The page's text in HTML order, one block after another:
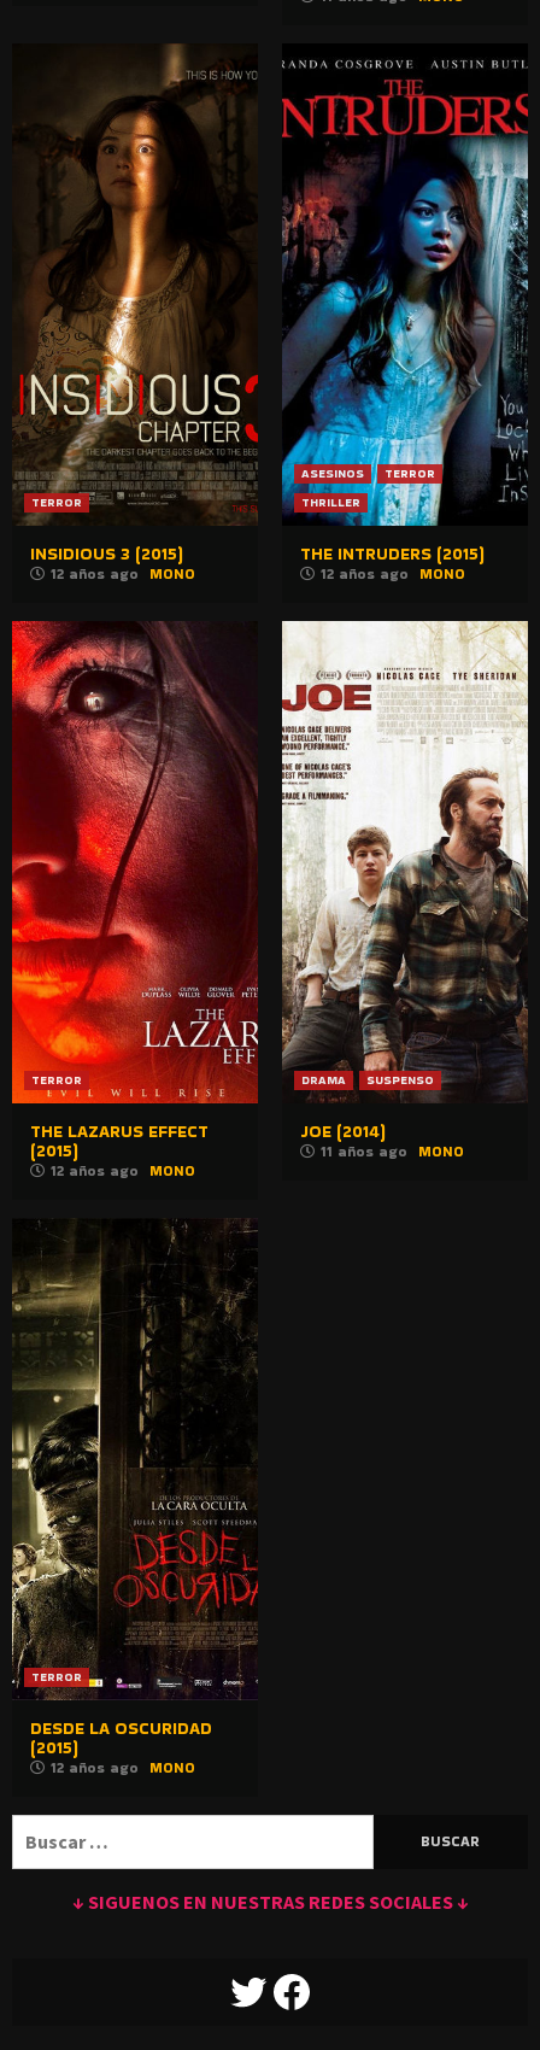
TERROR
INSIDIOUS 3 (2015)
12 años ago MONO
ASESINOS
TERROR
THRILLER
THE INTRUDERS (2015)
12 años ago MONO
TERROR
THE LAZARUS EFFECT
(2015)
12 años ago MONO
DRAMA SUSPENSO
JOE (2014)
11 años ago MONO
TERROR
DESDE LA OSCURIDAD
(2015)
12 años ago MONO
↓ SIGUENOS EN NUESTRAS REDES SOCIALES ↓
TWITTERFACEBOOK